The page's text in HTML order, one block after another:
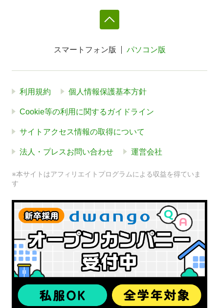
スマートフォン版 パソコン版
利用規約 個人情報保護基本方針
Cookie等の利用に関するガイドライン
サイトアクセス情報の取得について
法人・プレスお問い合わせ 運営会社
※本サイトはアフィリエイトプログラムによる収益を得ていま
す